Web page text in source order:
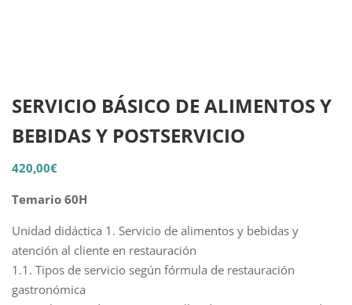
SERVICIO BÁSICO DE ALIMENTOS Y
BEBIDAS Y POSTSERVICIO
420,00€
Temario 60H
Unidad didáctica 1. Servicio de alimentos y bebidas y
atención al cliente en restauración
1.1. Tipos de servicio según fórmula de restauración
gastronómica